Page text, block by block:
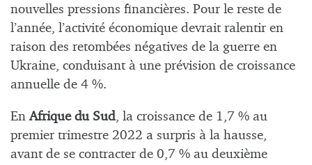
nouvelles pressions financières. Pour le reste de
l’année, l’activité économique devrait ralentir en
raison des retombées négatives de la guerre en
Ukraine, conduisant à une prévision de croissance
annuelle de 4 %.
En Afrique du Sud , la croissance de 1,7 % au
premier trimestre 2022 a surpris à la hausse,
avant de se contracter de 0,7 % au deuxième